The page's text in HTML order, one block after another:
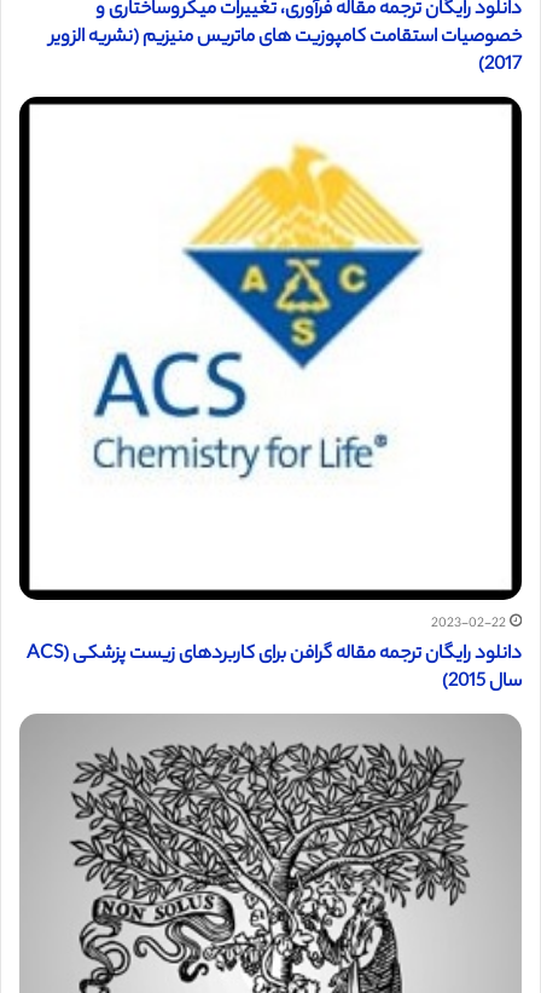
دانلود رایگان ترجمه مقاله فرآوری، تغییرات میکروساختاری و
خصوصیات استقامت کامپوزیت های ماتریس منیزیم (نشریه الزویر
2017)
2023-02-22
دانلود رایگان ترجمه مقاله گرافن برای کاربردهای زیست پزشکی (ACS
سال 2015)